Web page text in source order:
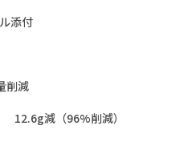
添付
削減
12.6g減（96%削減）